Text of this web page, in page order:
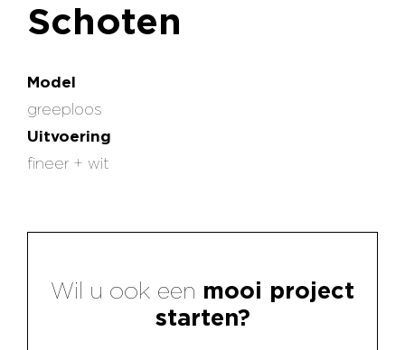
Schoten
Model
greeploos
Uitvoering
fineer + wit
Wil u ook een mooi project
starten?